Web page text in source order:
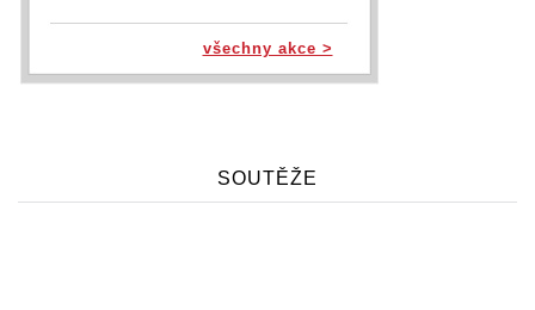
všechny akce >
SOUTĚŽE